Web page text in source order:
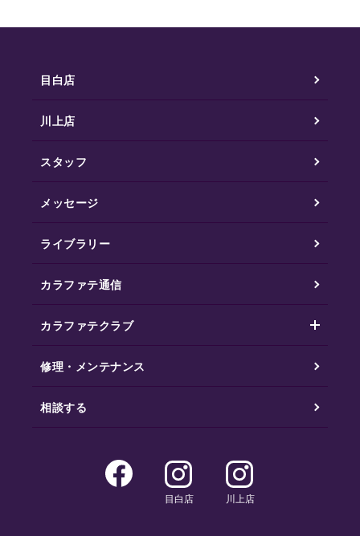
目白店
川上店
スタッフ
メッセージ
ライブラリー
カラファテ通信
カラファテクラブ
修理・メンテナンス
相談する
目白店 川上店